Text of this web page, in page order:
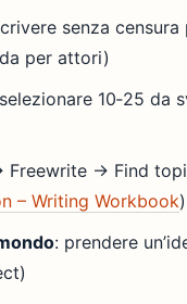
senza
per attori)
10‑25 da
Freewrite → Find
– Writing Workbook)
: prendere